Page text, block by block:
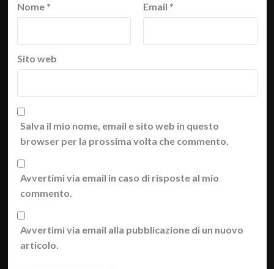
Nome * Email *
Sito web
Salva il mio nome, email e sito web in questo
browser per la prossima volta che commento.
Avvertimi via email in caso di risposte al mio
commento.
Avvertimi via email alla pubblicazione di un nuovo
articolo.